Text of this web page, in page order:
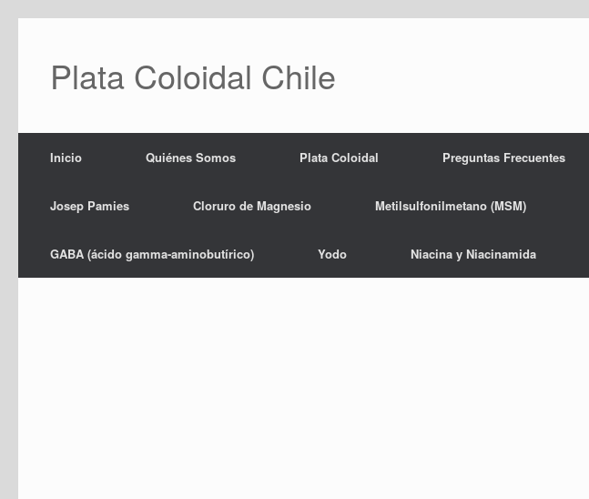
Plata Coloidal Chile
Inicio Quiénes Somos Plata Coloidal Preguntas Frecuentes
Josep Pamies Cloruro de Magnesio Metilsulfonilmetano (MSM)
GABA (ácido gamma-aminobutírico) Yodo Niacina y Niacinamida